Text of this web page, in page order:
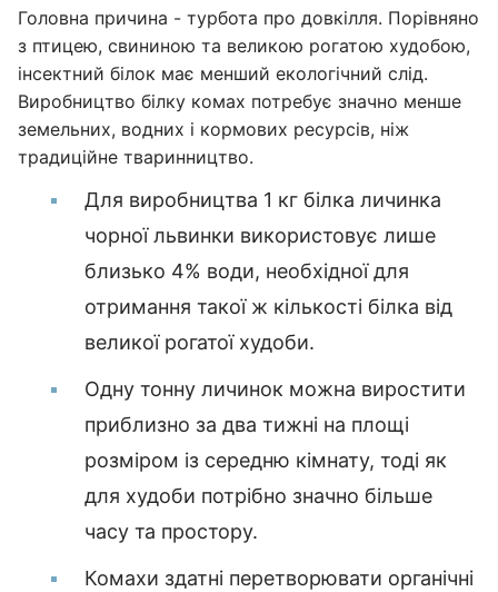
Головна причина - турбота про довкілля. Порівняно
з птицею, свининою та великою рогатою худобою,
інсектний білок має менший екологічний слід.
Виробництво білку комах потребує значно менше
земельних, водних і кормових ресурсів, ніж
традиційне тваринництво.
Для виробництва 1 кг білка личинка
чорної львинки використовує лише
близько 4% води, необхідної для
отримання такої ж кількості білка від
великої рогатої худоби.
Одну тонну личинок можна виростити
приблизно за два тижні на площі
розміром із середню кімнату, тоді як
для худоби потрібно значно більше
часу та простору.
Комахи здатні перетворювати органічні